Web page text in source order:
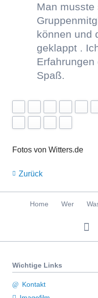
Man musste
können und
geklappt .
Spaß.
Fotos von Witters.de
Zurück
Navigation
Home Wer
Wichtige Links
Kontakt